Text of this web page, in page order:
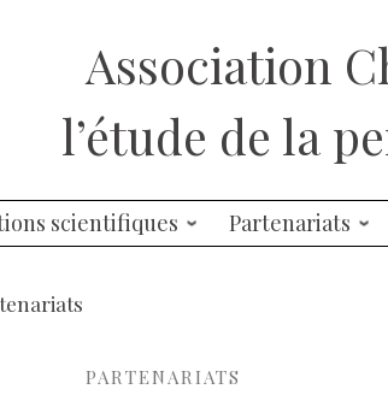
Association
l’étude de la
scientifiques Partenariats
PARTENARIATS